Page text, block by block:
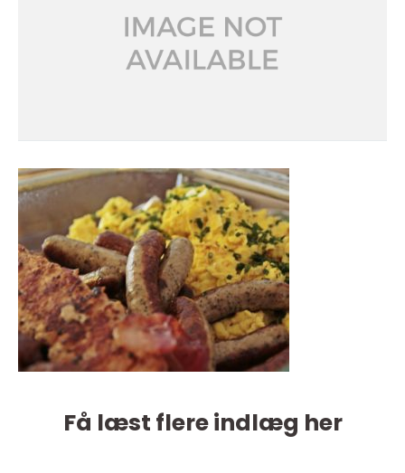
Få læst flere indlæg her